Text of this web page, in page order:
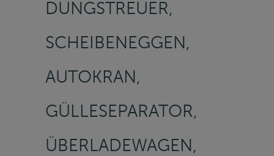
DUNGSTREUER,
SCHEIBENEGGEN,
AUTOKRAN,
GÜLLESEPARATOR,
ÜBERLADEWAGEN,